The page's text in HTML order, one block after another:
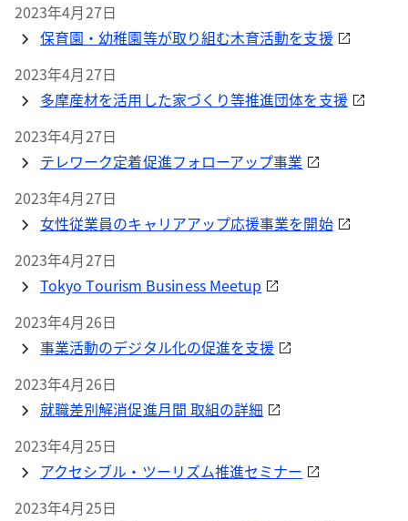
2023年4月27日
保育園・幼稚園等が取り組む木育活動を支援
2023年4月27日
多摩産材を活用した家づくり等推進団体を支援
2023年4月27日
テレワーク定着促進フォローアップ事業
2023年4月27日
女性従業員のキャリアアップ応援事業を開始
2023年4月27日
Tokyo Tourism Business Meetup
2023年4月26日
事業活動のデジタル化の促進を支援
2023年4月26日
就職差別解消促進月間 取組の詳細
2023年4月25日
アクセシブル・ツーリズム推進セミナー
2023年4月25日